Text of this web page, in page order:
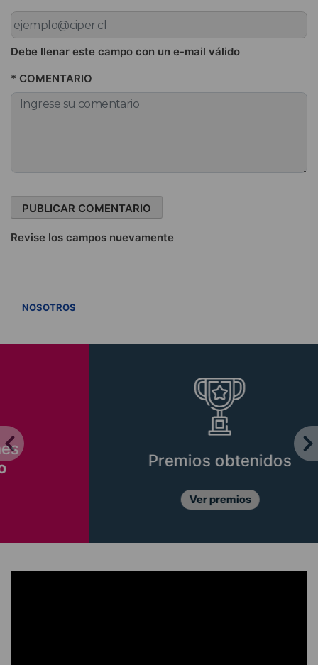
Debe llenar este campo con un e-mail válido
* COMENTARIO
Revise los campos nuevamente
NOSOTROS
Premios obtenidos
Ver premios